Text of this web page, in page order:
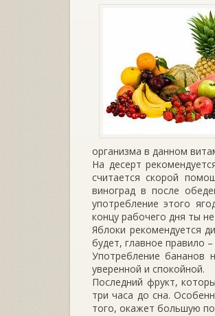
организма в данном
На десерт
считается скорой
виноград в после
употребление этого
концу рабочего дня ты
Яблоки рекомендуется
будет, главное правило
Употребление бананов
уверенной и спокойной.
Последний фрукт,
три часа до сна.
того, окажет большую